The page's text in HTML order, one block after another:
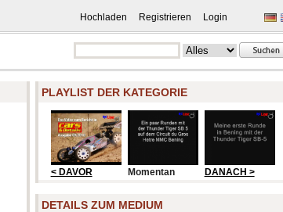
Hochladen Registrieren Login
PLAYLIST DER KATEGORIE
< DAVOR Momentan DANACH >
DETAILS ZUM MEDIUM